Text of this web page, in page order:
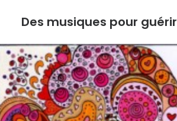
Des musiques pour guérir
ACCUEIL
ANTHONY DOUX
PSYCHORESONANCE